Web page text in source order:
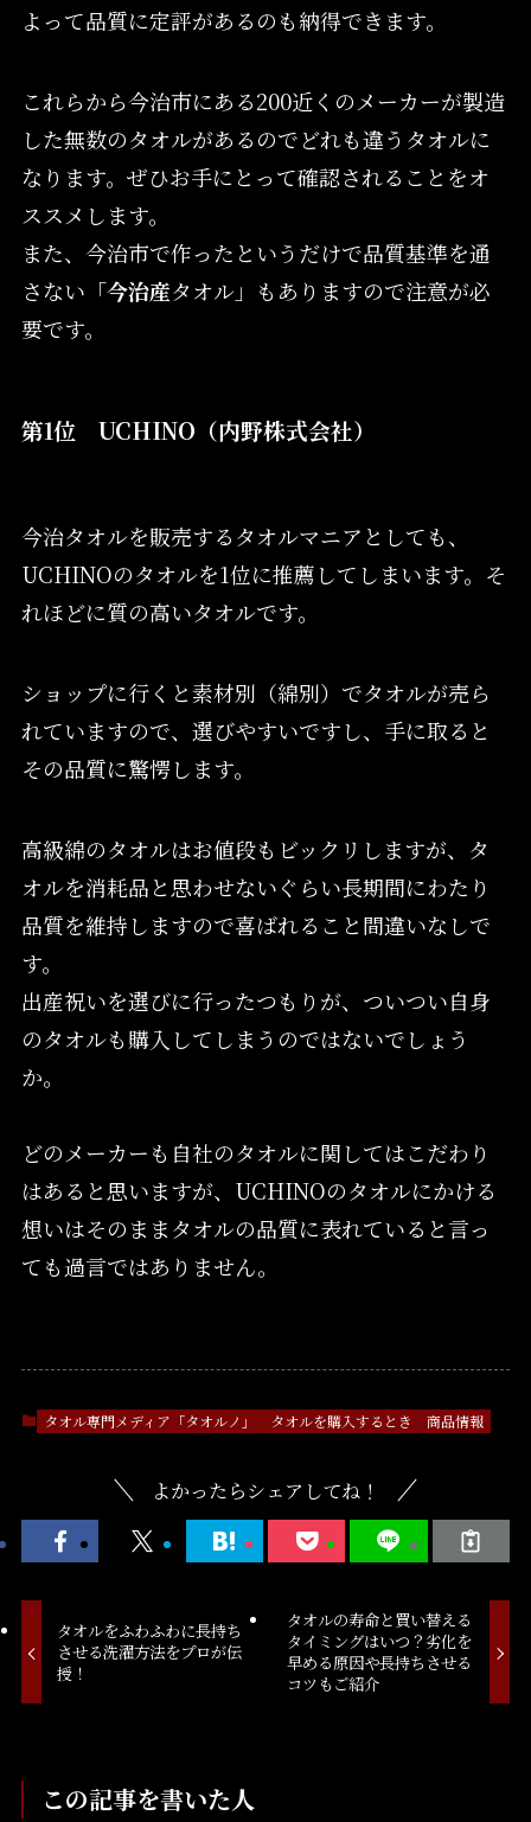
よって品質に定評があるのも納得できます。
これらから今治市にある200近くのメーカーが製造
した無数のタオルがあるのでどれも違うタオルに
なります。ぜひお手にとって確認されることをオ
ススメします。
また、今治市で作ったというだけで品質基準を通
さない「今治産タオル」もありますので注意が必
要です。
第1位 UCHINO（内野株式会社）
今治タオルを販売するタオルマニアとしても、
UCHINOのタオルを1位に推薦してしまいます。そ
れほどに質の高いタオルです。
ショップに行くと素材別（綿別）でタオルが売ら
れていますので、選びやすいですし、手に取ると
その品質に驚愕します。
高級綿のタオルはお値段もビックリしますが、タ
オルを消耗品と思わせないぐらい長期間にわたり
品質を維持しますので喜ばれること間違いなしで
す。
出産祝いを選びに行ったつもりが、ついつい自身
のタオルも購入してしまうのではないでしょう
か。
どのメーカーも自社のタオルに関してはこだわり
はあると思いますが、UCHINOのタオルにかける
想いはそのままタオルの品質に表れていると言っ
ても過言ではありません。
タオル専門メディア「タオルノ」 タオルを購入するとき 商品情報
よかったらシェアしてね！
タオルをふわふわに長持ち
させる洗濯方法をプロが伝
授！
タオルの寿命と買い替える
タイミングはいつ？劣化を
早める原因や長持ちさせる
コツもご紹介
この記事を書いた人